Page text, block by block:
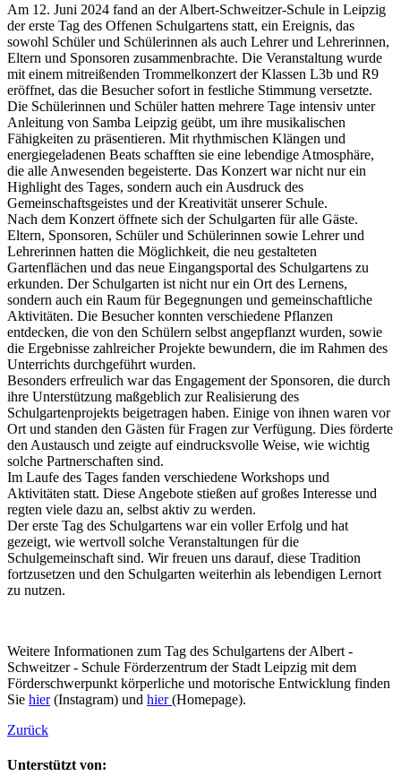
Am 12. Juni 2024 fand an der Albert-Schweitzer-Schule in Leipzig
der erste Tag des Offenen Schulgartens statt, ein Ereignis, das
sowohl Schüler und Schülerinnen als auch Lehrer und Lehrerinnen,
Eltern und Sponsoren zusammenbrachte. Die Veranstaltung wurde
mit einem mitreißenden Trommelkonzert der Klassen L3b und R9
eröffnet, das die Besucher sofort in festliche Stimmung versetzte.
Die Schülerinnen und Schüler hatten mehrere Tage intensiv unter
Anleitung von Samba Leipzig geübt, um ihre musikalischen
Fähigkeiten zu präsentieren. Mit rhythmischen Klängen und
energiegeladenen Beats schafften sie eine lebendige Atmosphäre,
die alle Anwesenden begeisterte. Das Konzert war nicht nur ein
Highlight des Tages, sondern auch ein Ausdruck des
Gemeinschaftsgeistes und der Kreativität unserer Schule.
Nach dem Konzert öffnete sich der Schulgarten für alle Gäste.
Eltern, Sponsoren, Schüler und Schülerinnen sowie Lehrer und
Lehrerinnen hatten die Möglichkeit, die neu gestalteten
Gartenflächen und das neue Eingangsportal des Schulgartens zu
erkunden. Der Schulgarten ist nicht nur ein Ort des Lernens,
sondern auch ein Raum für Begegnungen und gemeinschaftliche
Aktivitäten. Die Besucher konnten verschiedene Pflanzen
entdecken, die von den Schülern selbst angepflanzt wurden, sowie
die Ergebnisse zahlreicher Projekte bewundern, die im Rahmen des
Unterrichts durchgeführt wurden.
Besonders erfreulich war das Engagement der Sponsoren, die durch
ihre Unterstützung maßgeblich zur Realisierung des
Schulgartenprojekts beigetragen haben. Einige von ihnen waren vor
Ort und standen den Gästen für Fragen zur Verfügung. Dies förderte
den Austausch und zeigte auf eindrucksvolle Weise, wie wichtig
solche Partnerschaften sind.
Im Laufe des Tages fanden verschiedene Workshops und
Aktivitäten statt. Diese Angebote stießen auf großes Interesse und
regten viele dazu an, selbst aktiv zu werden.
Der erste Tag des Schulgartens war ein voller Erfolg und hat
gezeigt, wie wertvoll solche Veranstaltungen für die
Schulgemeinschaft sind. Wir freuen uns darauf, diese Tradition
fortzusetzen und den Schulgarten weiterhin als lebendigen Lernort
zu nutzen.
Weitere Informationen zum Tag des Schulgartens der Albert -
Schweitzer - Schule Förderzentrum der Stadt Leipzig mit dem
Förderschwerpunkt körperliche und motorische Entwicklung finden
Sie hier(Instagram) und hier(Homepage).
Zurück
Unterstützt von: